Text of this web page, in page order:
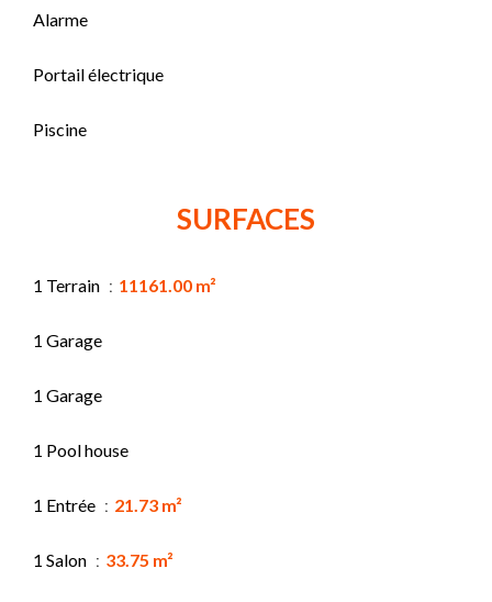
Alarme
Portail électrique
Piscine
SURFACES
1 Terrain 11161.00 m²
1 Garage
1 Garage
1 Pool house
1 Entrée 21.73 m²
1 Salon 33.75 m²